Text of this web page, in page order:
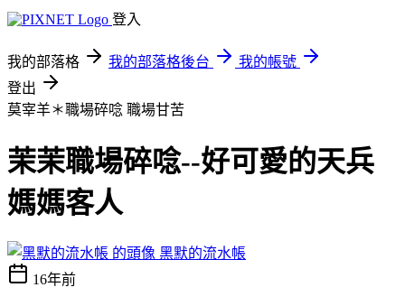
登入
我的部落格 我的部落格後台
我的帳號
登出
莫宰羊＊職場碎唸 職場甘苦
茉茉職場碎唸--好可愛的天兵
媽媽客人
黑默的流水帳
16年前